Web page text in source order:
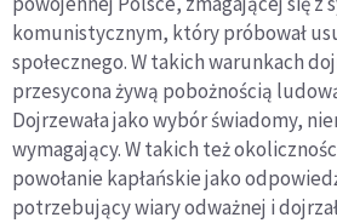
komunistycznym, który próbował
społecznego. W takich warunkach
przesycona żywą pobożnością
Dojrzewała jako wybór świadomy,
wymagający. W takich też
powołanie kapłańskie jako
potrzebujący wiary odważnej i